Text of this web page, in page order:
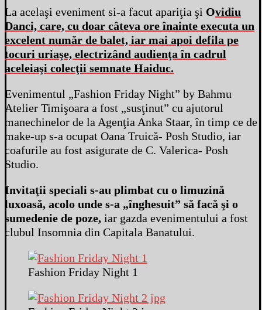
La acelaşi eveniment si-a facut apariţia şi Ovidiu
Danci, care, cu doar câteva ore înainte executa un
excelent număr de balet, iar mai apoi defila pe
tocuri uriaşe, electrizând audienţa în cadrul
aceleiaşi colecţii semnate Haiduc.
Evenimentul „Fashion Friday Night” by Bahmu
Atelier Timişoara a fost „susţinut” cu ajutorul
manechinelor de la Agenţia Anka Staar, în timp ce de
make-up s-a ocupat Oana Truică- Posh Studio, iar
coafurile au fost asigurate de C. Valerica- Posh
Studio.
Invitaţii speciali s-au plimbat cu o limuzină
luxoasă, acolo unde s-a „înghesuit” să facă şi o
sumedenie de poze, iar gazda evenimentului a fost
clubul Insomnia din Capitala Banatului.
Fashion Friday Night 1